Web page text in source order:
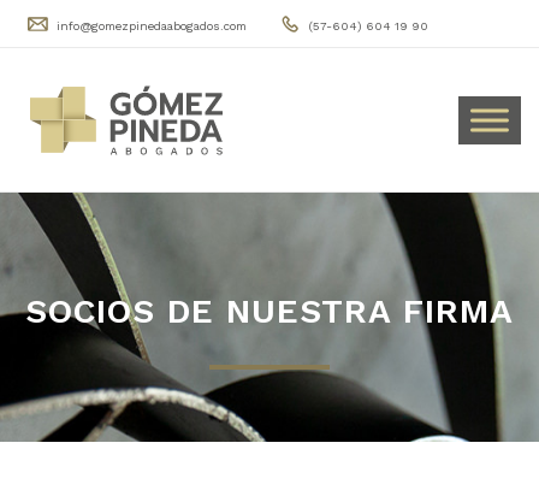
info@gomezpinedaabogados.com (57-604) 604 19 90
SOCIOS DE NUESTRA FIRMA